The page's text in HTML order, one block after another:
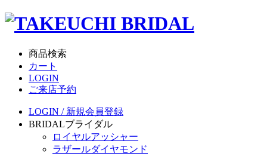
商品検索
カート
LOGIN
ご来店予約
LOGIN / 新規会員登録
BRIDALブライダル
ロイヤルアッシャー
ラザールダイヤモンド